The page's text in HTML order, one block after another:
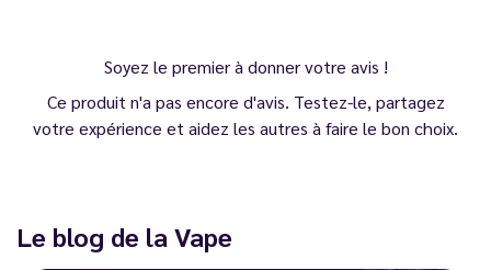
Soyez le premier à donner votre avis !
Ce produit n'a pas encore d'avis. Testez-le, partagez
votre expérience et aidez les autres à faire le bon choix.
Le blog de la Vape